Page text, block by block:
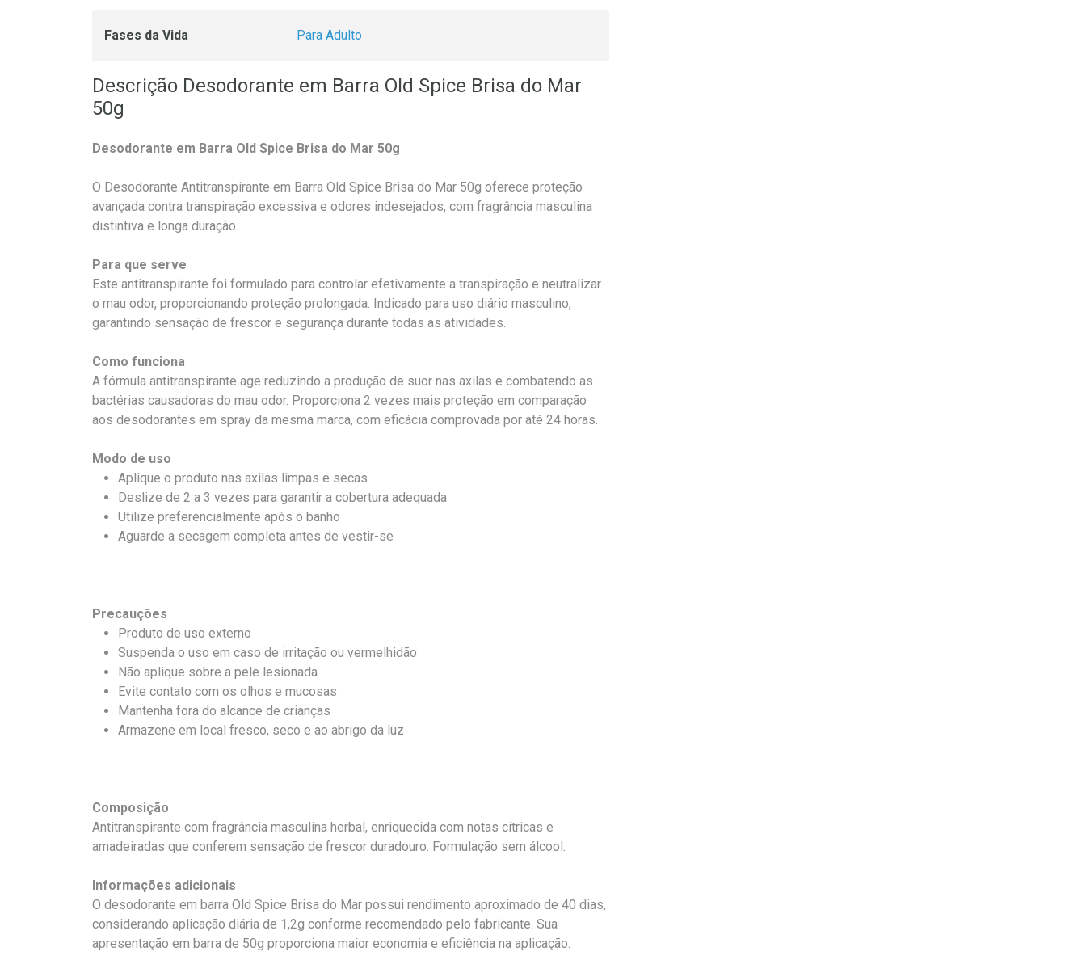
Fases da Vida Para Adulto
Descrição Desodorante em Barra Old Spice Brisa do Mar
50g
Desodorante em Barra Old Spice Brisa do Mar 50g
O Desodorante Antitranspirante em Barra Old Spice Brisa do Mar 50g oferece proteção
avançada contra transpiração excessiva e odores indesejados, com fragrância masculina
distintiva e longa duração.
Para que serve
Este antitranspirante foi formulado para controlar efetivamente a transpiração e neutralizar
o mau odor, proporcionando proteção prolongada. Indicado para uso diário masculino,
garantindo sensação de frescor e segurança durante todas as atividades.
Como funciona
A fórmula antitranspirante age reduzindo a produção de suor nas axilas e combatendo as
bactérias causadoras do mau odor. Proporciona 2 vezes mais proteção em comparação
aos desodorantes em spray da mesma marca, com eficácia comprovada por até 24 horas.
Modo de uso
Aplique o produto nas axilas limpas e secas
Deslize de 2 a 3 vezes para garantir a cobertura adequada
Utilize preferencialmente após o banho
Aguarde a secagem completa antes de vestir-se
Precauções
Produto de uso externo
Suspenda o uso em caso de irritação ou vermelhidão
Não aplique sobre a pele lesionada
Evite contato com os olhos e mucosas
Mantenha fora do alcance de crianças
Armazene em local fresco, seco e ao abrigo da luz
Composição
Antitranspirante com fragrância masculina herbal, enriquecida com notas cítricas e
amadeiradas que conferem sensação de frescor duradouro. Formulação sem álcool.
Informações adicionais
O desodorante em barra Old Spice Brisa do Mar possui rendimento aproximado de 40 dias,
considerando aplicação diária de 1,2g conforme recomendado pelo fabricante. Sua
apresentação em barra de 50g proporciona maior economia e eficiência na aplicação.